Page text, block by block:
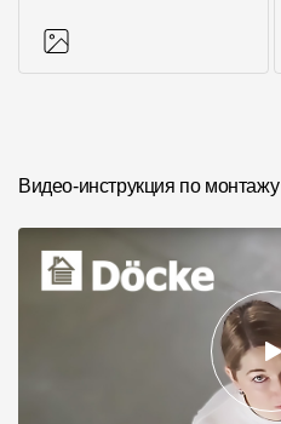
Видео-инструкция по монтажу